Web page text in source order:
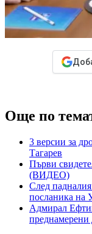
Още по
3 версии за
Тагарев
Първи
(ВИДЕО)
След
посланика на
Адмирал
преднамерени